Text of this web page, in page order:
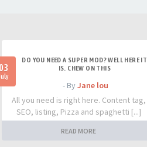
03
DO YOU NEED A SUPER MOD? WELL HERE IT
IS. CHEW ON THIS
- By Jane lou
All you need is right here. Content tag,
SEO, listing, Pizza and spaghetti [...]
READ MORE